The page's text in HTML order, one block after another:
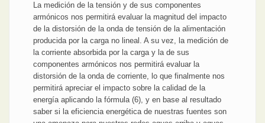
La medición de la tensión y de sus componentes
armónicos nos permitirá evaluar la magnitud del impacto
de la distorsión de la onda de tensión de la alimentación
producida por la carga no lineal. A su vez, la medición de
la corriente absorbida por la carga y la de sus
componentes armónicos nos permitirá evaluar la
distorsión de la onda de corriente, lo que finalmente nos
permitirá apreciar el impacto sobre la calidad de la
energía aplicando la fórmula (6), y en base al resultado
saber si la eficiencia energética de nuestras fuentes son